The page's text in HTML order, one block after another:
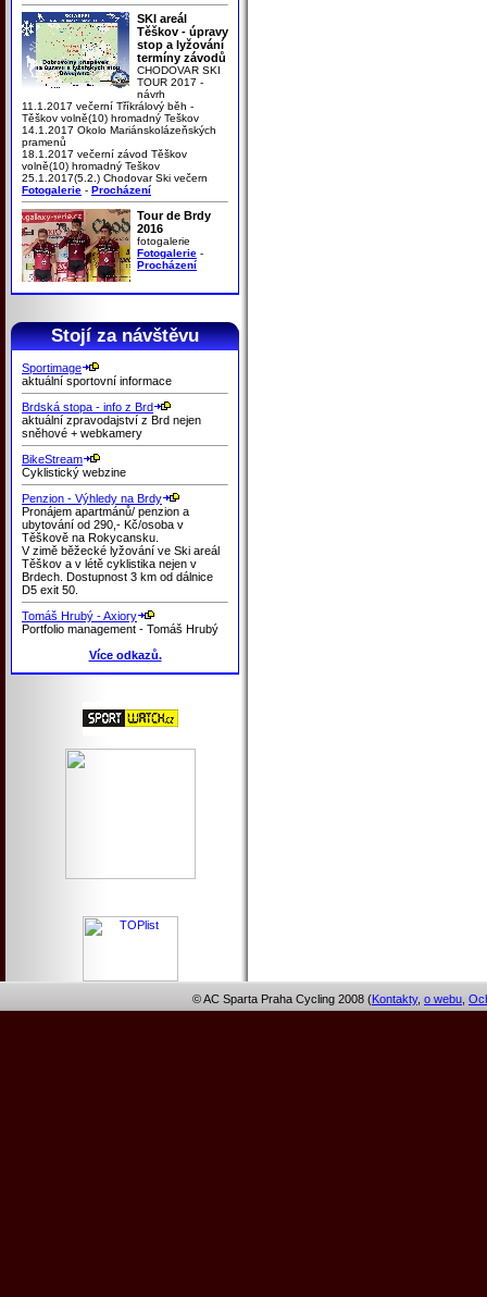
SKI areál
Těškov - úpravy
stop a lyžování
termíny závodů
CHODOVAR SKI
TOUR 2017 -
návrh
11.1.2017 večerní Tříkrálový běh -
Těškov volně(10) hromadný Teškov
14.1.2017 Okolo Mariánskolázeňských
pramenů
18.1.2017 večerní závod Těškov
volně(10) hromadný Teškov
25.1.2017(5.2.) Chodovar Ski večern
Fotogalerie - Procházení
Tour de Brdy
2016
fotogalerie
Fotogalerie -
Procházení
Stojí za návštěvu
Sportimage
aktuální sportovní informace
Brdská stopa - info z Brd
aktuální zpravodajství z Brd nejen
sněhové + webkamery
BikeStream
Cyklistický webzine
Penzion - Výhledy na Brdy
Pronájem apartmánů/ penzion a
ubytování od 290,- Kč/osoba v
Těškově na Rokycansku.
V zimě běžecké lyžování ve Ski areál
Těškov a v létě cyklistika nejen v
Brdech. Dostupnost 3 km od dálnice
D5 exit 50.
Tomáš Hrubý - Axiory
Portfolio management - Tomáš Hrubý
Více odkazů.
© AC Sparta Praha Cycling 2008 (Kontakty, o webu